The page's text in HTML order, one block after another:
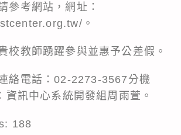
參考網站，網址：
。
校教師踴躍參與並惠予公差假。
絡電話：02-2273-3567分機
資訊中心系統開發組周雨萱。
188